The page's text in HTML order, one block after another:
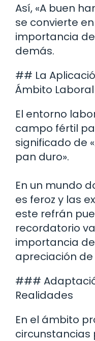
Así, «A buen
se convierte
importancia
demás.
## La
Ámbito Laboral
El entorno
campo fértil
significado de
pan duro».
En un mundo
es feroz y las
este refrán
recordatorio
importancia
apreciación
###
Realidades
En el ámbito